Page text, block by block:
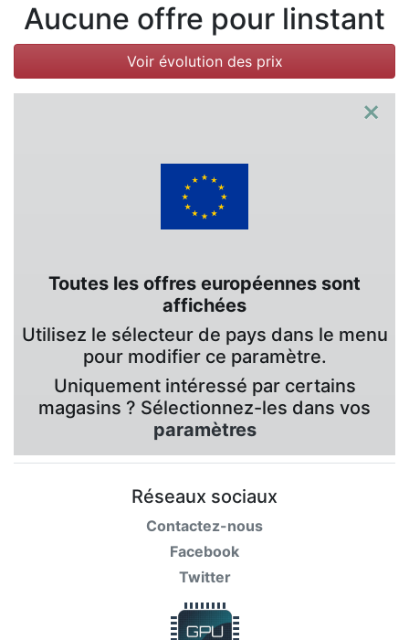
Aucune offre pour linstant
Voir évolution des prix
×
Toutes les offres européennes sont
affichées
Utilisez le sélecteur de pays dans le menu
pour modifier ce paramètre.
Uniquement intéressé par certains
magasins ? Sélectionnez-les dans vos
paramètres
Réseaux sociaux
Contactez-nous
Facebook
Twitter